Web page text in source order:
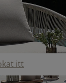
itt